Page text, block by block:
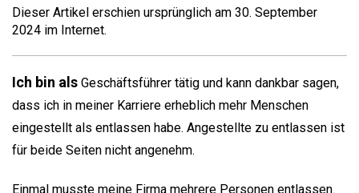
Dieser Artikel erschien ursprünglich am 30. September
2024 im Internet.
Ich bin als Geschäftsführer tätig und kann dankbar sagen,
dass ich in meiner Karriere erheblich mehr Menschen
eingestellt als entlassen habe. Angestellte zu entlassen ist
für beide Seiten nicht angenehm.
Einmal musste meine Firma mehrere Personen entlassen.